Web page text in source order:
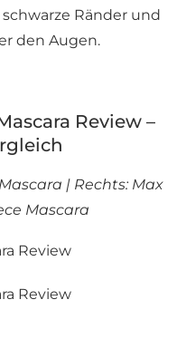
Ränder und
den Augen.
Review –
| Rechts: Max
Mascara